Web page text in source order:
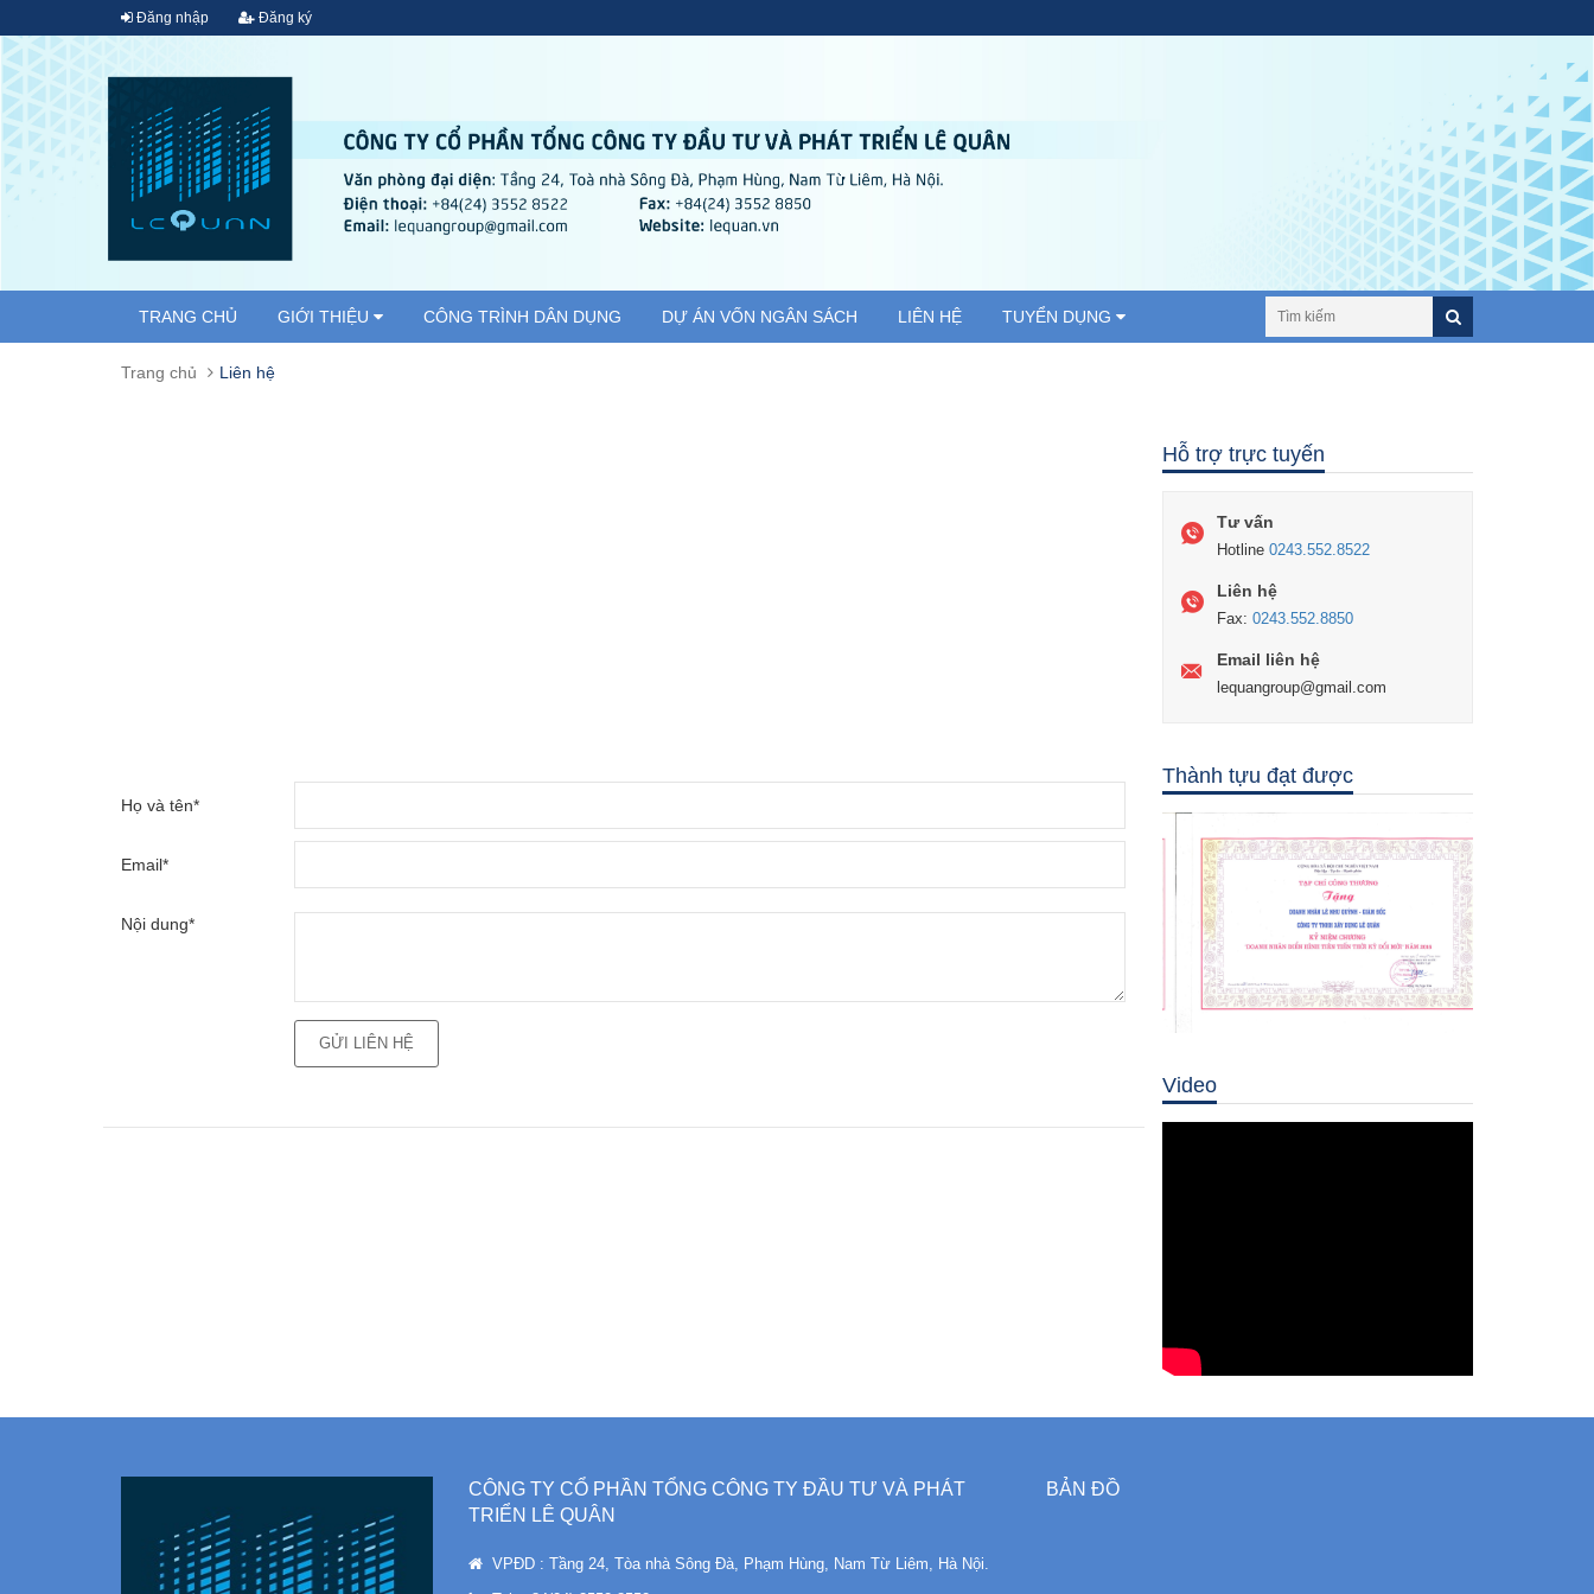
Đăng nhập Đăng ký
TRANG CHỦ GIỚI THIỆU CÔNG TRÌNH DÂN DỤNG DỰ ÁN VỐN NGÂN SÁCH LIÊN HỆ TUYỂN DỤNG
Trang chủ Liên hệ
Họ và tên*
Email*
Nội dung*
GỬI LIÊN HỆ
Hỗ trợ trực tuyến
Tư vấn
Hotline 0243.552.8522
Liên hệ
Fax: 0243.552.8850
Email liên hệ
lequangroup@gmail.com
Thành tựu đạt được
Video
CÔNG TY CỔ PHẦN TỔNG CÔNG TY ĐẦU TƯ VÀ PHÁT
TRIỂN LÊ QUÂN
VPĐD : Tầng 24, Tòa nhà Sông Đà, Phạm Hùng, Nam Từ Liêm, Hà Nội.
BẢN ĐỒ